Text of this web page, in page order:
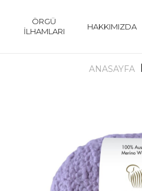
ÖRGÜ
İLHAMLARI
HAKKIMIZDA
ANASAYFA